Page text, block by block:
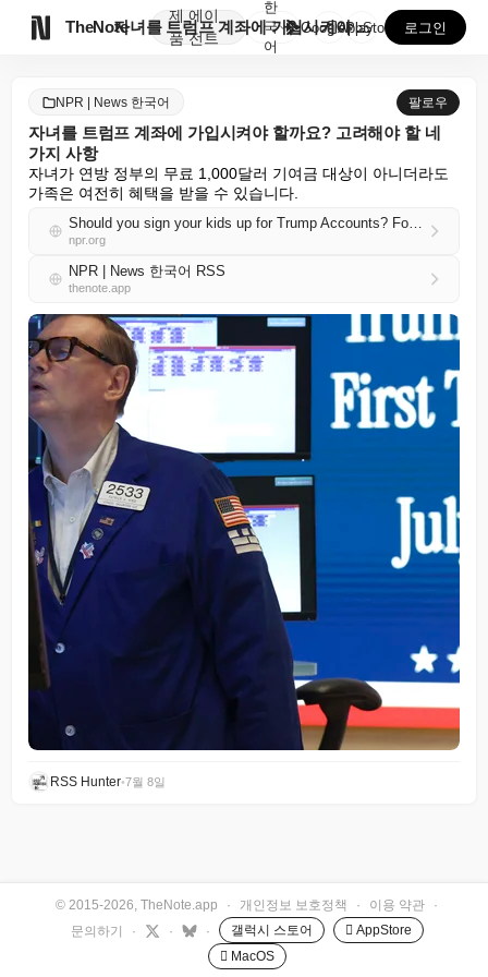
TheNote
제
품
에이
전트
자녀를 트럼프 계좌에 가입시켜야 할까요? 고려해야 할 ...
한
국
어
GooglePlay
AppStore 로그인
NPR | News 한국어 팔로우
자녀를 트럼프 계좌에 가입시켜야 할까요? 고려해야 할 네
가지 사항
자녀가 연방 정부의 무료 1,000달러 기여금 대상이 아니더라도
가족은 여전히 혜택을 받을 수 있습니다.
Should you sign your kids up for Trump Accounts? Four things to consider
npr.org
NPR | News 한국어 RSS
thenote.app
RSS Hunter•7월 8일
© 2015-2026, TheNote.app · 개인정보 보호정책 · 이용 약관
·
문의하기
· · · 갤럭시 스토어
 AppStore
 MacOS